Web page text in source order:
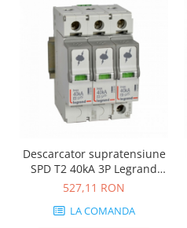
Descarcator supratensiune
SPD T2 40kA 3P Legrand
412232
527,11 RON
LA COMANDA